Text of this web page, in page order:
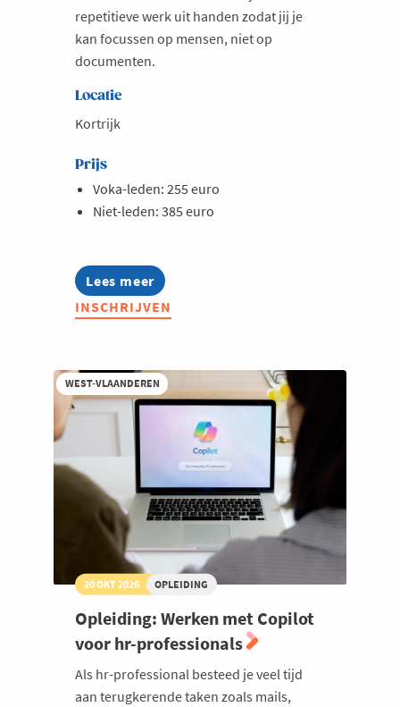
repetitieve werk uit handen zodat jij je
kan focussen op mensen, niet op
documenten.
Locatie
Kortrijk
Prijs
Voka-leden: 255 euro
Niet-leden: 385 euro
Lees meer
about
Opleiding:
Werken
hr-
professionals
INSCHRIJVEN
WEST-VLAANDEREN
20 OKT 2026 OPLEIDING
Opleiding: Werken met Copilot
voor hr-professionals
Als hr-professional besteed je veel tijd
aan terugkerende taken zoals mails,